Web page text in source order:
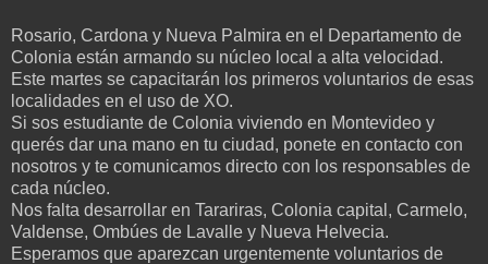
Rosario, Cardona y Nueva Palmira en el Departamento de
Colonia están armando su núcleo local a alta velocidad.
Este martes se capacitarán los primeros voluntarios de esas
localidades en el uso de XO.
Si sos estudiante de Colonia viviendo en Montevideo y
querés dar una mano en tu ciudad, ponete en contacto con
nosotros y te comunicamos directo con los responsables de
cada núcleo.
Nos falta desarrollar en Tarariras, Colonia capital, Carmelo,
Valdense, Ombúes de Lavalle y Nueva Helvecia.
Esperamos que aparezcan urgentemente voluntarios de